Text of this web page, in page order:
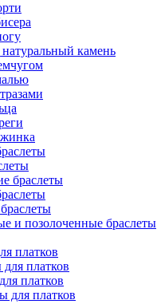
камень
браслеты
и позолоченные браслеты
платков
платков
платков
для платков